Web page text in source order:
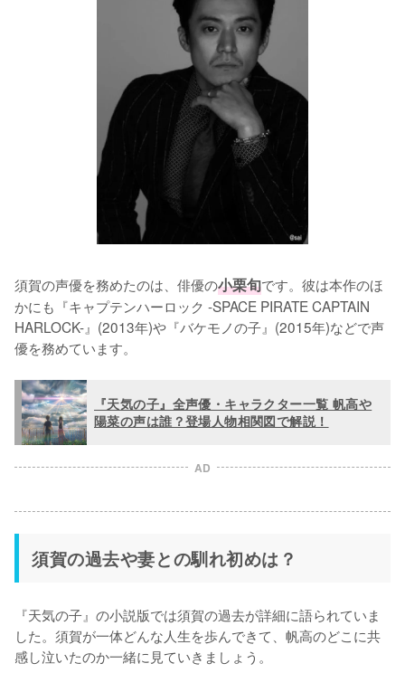
須賀の声優を務めたのは、俳優の小栗旬です。彼は本作のほ
かにも『キャプテンハーロック -SPACE PIRATE CAPTAIN
HARLOCK-』(2013年)や『バケモノの子』(2015年)などで声
優を務めています。
『天気の子』全声優・キャラクター一覧 帆高や
陽菜の声は誰？登場人物相関図で解説！
AD
須賀の過去や妻との馴れ初めは？
『天気の子』の小説版では須賀の過去が詳細に語られていま
した。須賀が一体どんな人生を歩んできて、帆高のどこに共
感し泣いたのか一緒に見ていきましょう。